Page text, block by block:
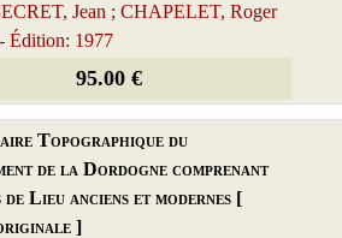
Jean ; CHAPELET, Roger
Édition: 1977
95.00 €
Topographique du
de la Dordogne comprenant
de Lieu anciens et modernes [
]